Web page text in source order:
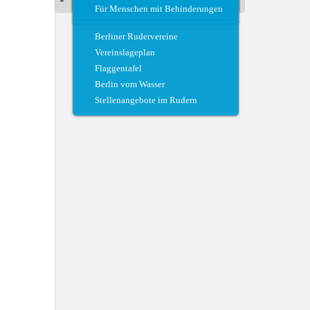
Regattateam und Regattahelfer
Für Menschen mit Behinderungen
Berliner Rudervereine
Vereinslageplan
Flaggentafel
Berlin vom Wasser
Stellenangebote im Rudern